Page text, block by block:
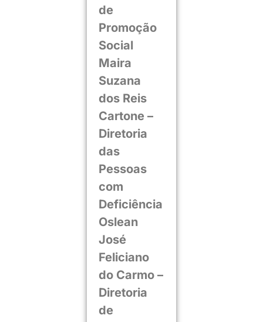
de
Promoção
Social
Maira
Suzana
dos Reis
Cartone –
Diretoria
das
Pessoas
com
Deficiência
Oslean
José
Feliciano
do Carmo –
Diretoria
de